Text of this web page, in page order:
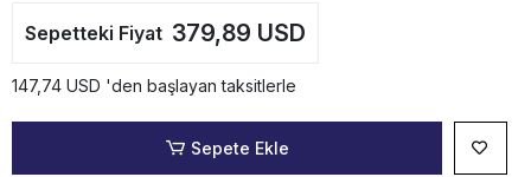
Sepetteki Fiyat 379,89 USD
147,74 USD 'den başlayan taksitlerle
Sepete Ekle